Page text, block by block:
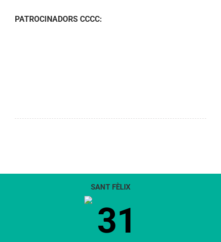
PATROCINADORS CCCC:
SANT FÈLIX
31